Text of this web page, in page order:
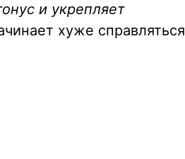
и укрепляет
хуже справляться